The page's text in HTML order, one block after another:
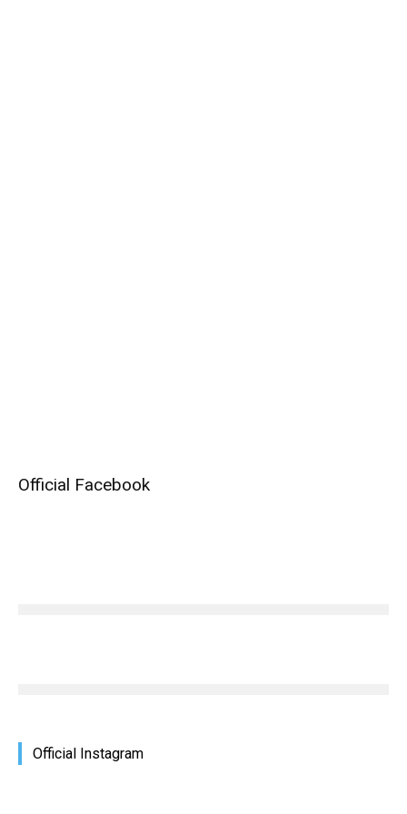
Official Facebook
Official Instagram